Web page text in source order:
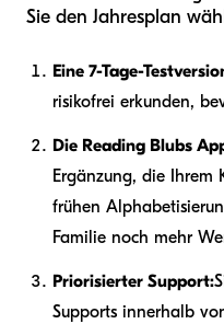
Sie den Jahresplan
Eine 7-Tage-
risikofrei erkunden,
Die Reading Blubs
Ergänzung, die Ihrem
frühen
Familie noch mehr
Priorisierter Support:
Supports innerhalb